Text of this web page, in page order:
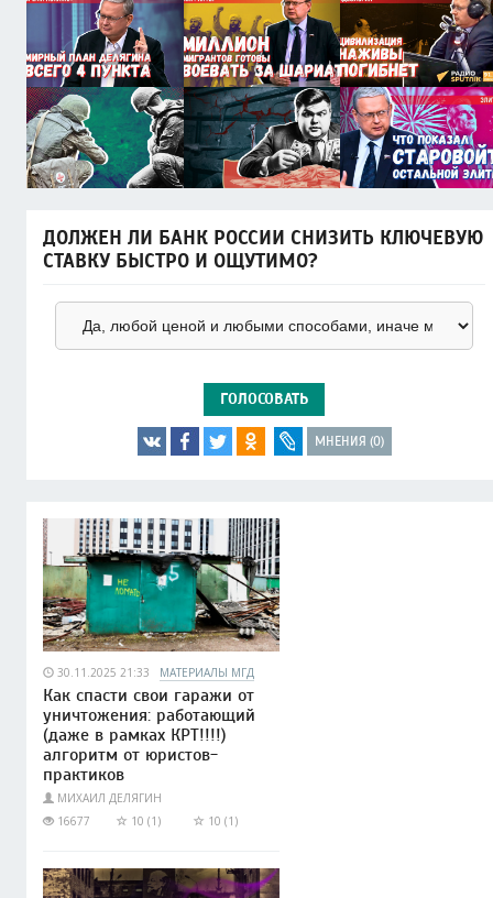
ДОЛЖЕН ЛИ БАНК РОССИИ СНИЗИТЬ КЛЮЧЕВУЮ
СТАВКУ БЫСТРО И ОЩУТИМО?
ГОЛОСОВАТЬ
МНЕНИЯ (0)
30.11.2025 21:33 МАТЕРИАЛЫ МГД
Как спасти свои гаражи от
уничтожения: работающий
(даже в рамках КРТ!!!!)
алгоритм от юристов-
практиков
МИХАИЛ ДЕЛЯГИН
16677
10 (1) 10 (1)